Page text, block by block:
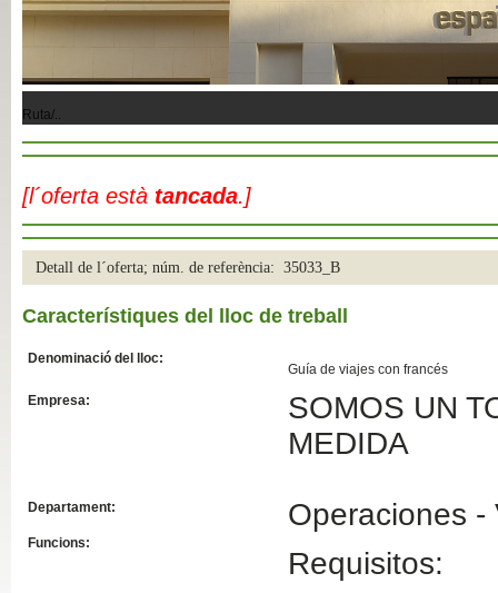
Ruta/..
[l´oferta està tancada.]
Detall de l´oferta; núm. de referència: 35033_B
Característiques del lloc de treball
Denominació del lloc:
Guía de viajes con francés
Empresa:
SOMOS UN
MEDIDA
Departament: Operaciones -
Funcions:
Requisitos: